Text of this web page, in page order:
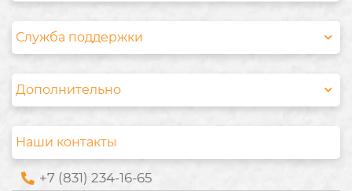
Служба поддержки
Дополнительно
Наши контакты
+7 (831) 234-16-65